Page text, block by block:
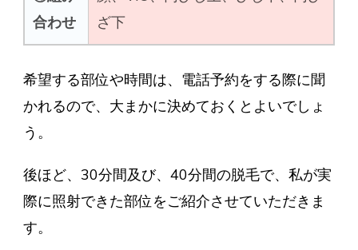
合わせ
ざ下
希望する部位や時間は、電話予約をする際に聞
かれるので、大まかに決めておくとよいでしょ
う。
後ほど、30分間及び、40分間の脱毛で、私が実
際に照射できた部位をご紹介させていただきま
す。